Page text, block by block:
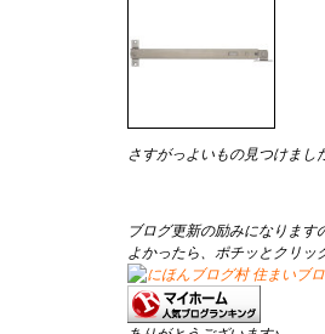
さすがっよいもの見つけまし
ブログ更新の励みになります
よかったら、ポチッとクリッ